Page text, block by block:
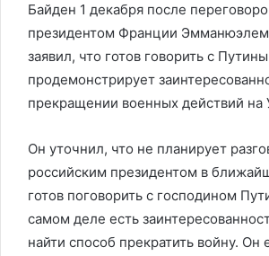
Байден 1 декабря после
президентом Франции
заявил, что готов говорить с
продемонстрирует
прекращении военных действий на
Он уточнил, что не планирует
российским президентом в
готов поговорить с господином
самом деле есть
найти способ прекратить войну. Он